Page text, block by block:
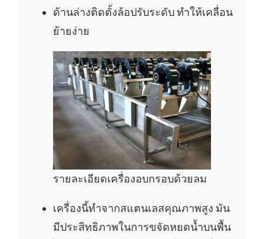
ด้านล่างติดตั้งล้อปรับระดับ ทำให้เคลื่อน
ย้ายง่าย
รายละเอียดเครื่องอบกรอบด้วยลม
เครื่องนี้ทำจากสแตนเลสคุณภาพสูง มัน
มีประสิทธิภาพในการขจัดหยดน้ำบนพื้น